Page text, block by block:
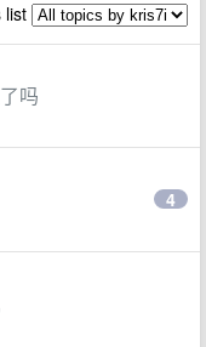
list
吗
4